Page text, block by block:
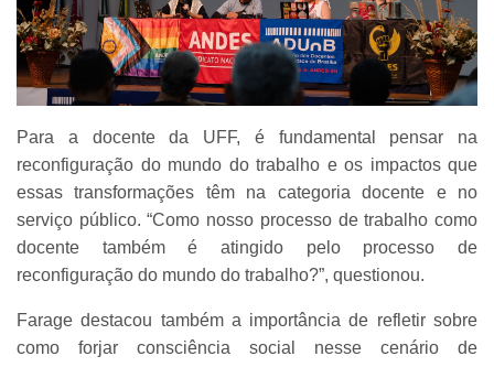
Para a docente da UFF, é fundamental pensar na
reconfiguração do mundo do trabalho e os impactos que
essas transformações têm na categoria docente e no
serviço público. “Como nosso processo de trabalho como
docente também é atingido pelo processo de
reconfiguração do mundo do trabalho?”, questionou.
Farage destacou também a importância de refletir sobre
como forjar consciência social nesse cenário de